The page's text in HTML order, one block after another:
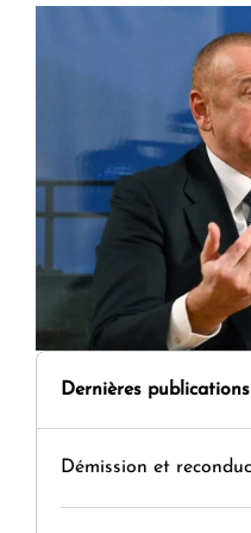
Dernières publications
Démission et